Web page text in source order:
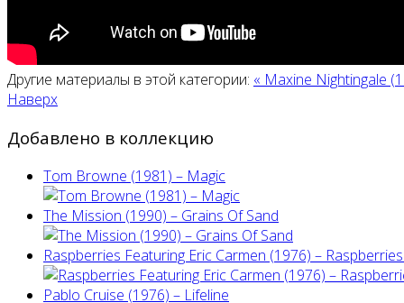
Другие материалы в этой категории: « Maxine Nightingale
Наверх
Добавлено в коллекцию
Tom Browne (1981) – Magic
The Mission (1990) – Grains Of Sand
Raspberries Featuring Eric Carmen (1976) –
Pablo Cruise (1976) – Lifeline